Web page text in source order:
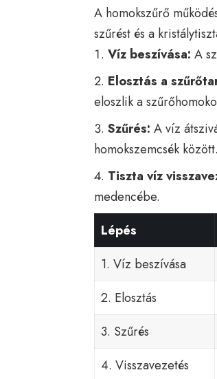
A homokszűrő
szűrést és a
Víz beszívása: A
Elosztás a
eloszlik a
Szűrés: A víz
homokszemcsék között.
Tiszta víz
medencébe.
Lépés
1. Víz beszívása
2. Elosztás
3. Szűrés
4. Visszavezetés